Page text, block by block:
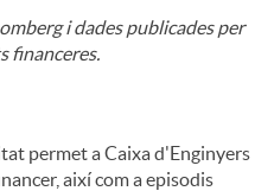
i dades publicades per
financeres.
permet a Caixa d'Enginyers
així com a episodis